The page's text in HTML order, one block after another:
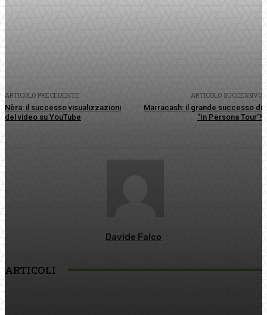
ARTICOLO PRECEDENTE
Nèra: il successo visualizzazioni
del video su YouTube
ARTICOLO SUCCESSIVO
Marracash: il grande successo di
“In Persona Tour”!
Davide Falco
ARTICOLI